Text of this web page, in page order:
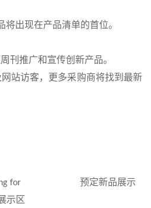
出现在产品清单的首位。
刊推广和宣传创新产品。
站访客，更多采购商将找到最新
for
示区
预定新品展示